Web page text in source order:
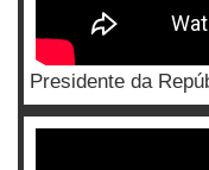
Presidente da